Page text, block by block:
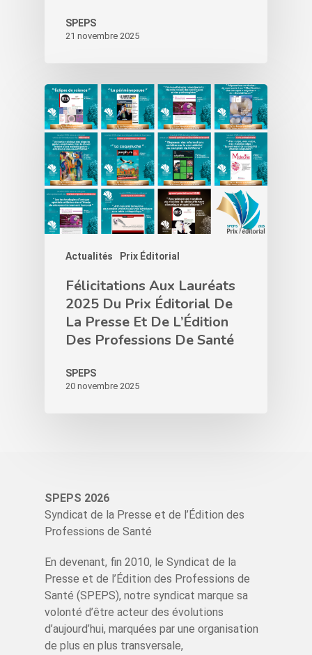
SPEPS
21 novembre 2025
Actualités Prix Éditorial
Félicitations Aux Lauréats
2025 Du Prix Éditorial De
La Presse Et De L’Édition
Des Professions De Santé
SPEPS
20 novembre 2025
SPEPS 2026
Syndicat de la Presse et de l’Édition des
Professions de Santé
En devenant, fin 2010, le Syndicat de la
Presse et de l’Édition des Professions de
Santé (SPEPS), notre syndicat marque sa
volonté d’être acteur des évolutions
d’aujourd’hui, marquées par une organisation
de plus en plus transversale,